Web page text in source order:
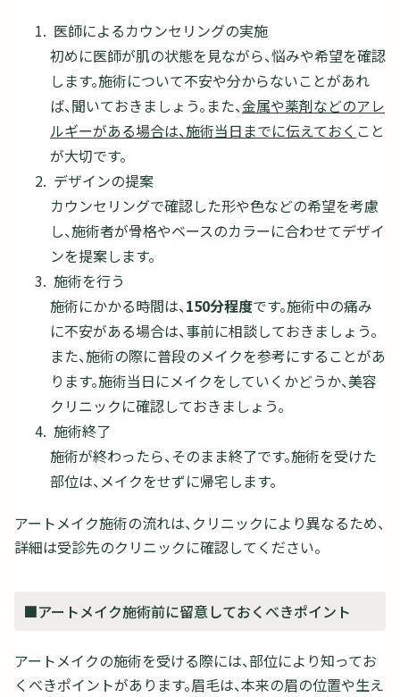
医師によるカウンセリングの実施
初めに医師が肌の状態を見ながら、悩みや希望を確認
します。施術について不安や分からないことがあれ
ば、聞いておきましょう。また、金属や薬剤などのアレ
ルギーがある場合は、施術当日までに伝えておく こと
が大切です。
デザインの提案
カウンセリングで確認した形や色などの希望を考慮
し、施術者が骨格やベースのカラーに合わせてデザイ
ンを提案します。
施術を行う
施術にかかる時間は、150分程度です。施術中の痛み
に不安がある場合は、事前に相談しておきましょう。
また、施術の際に普段のメイクを参考にすることがあ
ります。施術当日にメイクをしていくかどうか、美容
クリニックに確認しておきましょう。
施術終了
施術が終わったら、そのまま終了です。施術を受けた
部位は、メイクをせずに帰宅します。
アートメイク施術の流れは、クリニックにより異なるため、
詳細は受診先のクリニックに確認してください。
■アートメイク施術前に留意しておくべきポイント
アートメイクの施術を受ける際には、部位により知ってお
くべきポイントがあります。眉毛は、本来の眉の位置や生え